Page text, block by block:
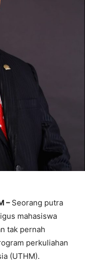
– Seorang putra
mahasiswa
tak pernah
perkuliahan
(UTHM).